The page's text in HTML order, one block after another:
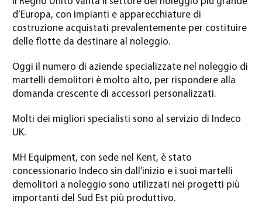
d’Europa, con impianti e apparecchiature di
costruzione acquistati prevalentemente per costituire
delle flotte da destinare al noleggio.
Oggi il numero di aziende specializzate nel noleggio di
martelli demolitori è molto alto, per rispondere alla
domanda crescente di accessori personalizzati.
Molti dei migliori specialisti sono al servizio di Indeco
UK.
MH Equipment, con sede nel Kent, è stato
concessionario Indeco sin dall’inizio e i suoi martelli
demolitori a noleggio sono utilizzati nei progetti più
importanti del Sud Est più produttivo.